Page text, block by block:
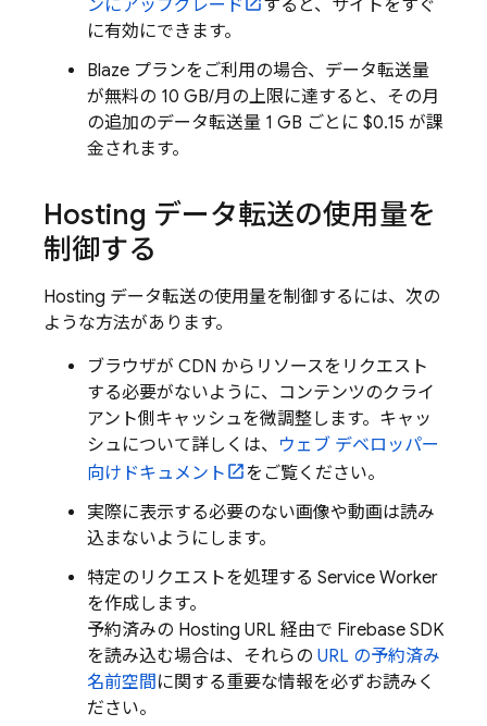
ンにアップグレード
すると、サイトをすぐ
に有効にできます。
Blaze プランをご利用の場合、データ転送量
が無料の 10 GB/月の上限に達すると、その月
の追加のデータ転送量 1 GB ごとに $0.15 が課
金されます。
Hosting データ転送の使用量を
制御する
Hosting データ転送の使用量を制御するには、次の
ような方法があります。
ブラウザが CDN からリソースをリクエスト
する必要がないように、コンテンツのクライ
アント側キャッシュを微調整します。キャッ
シュについて詳しくは、 ウェブ デベロッパー
向けドキュメント
をご覧ください。
実際に表示する必要のない画像や動画は読み
込まないようにします。
特定のリクエストを処理する Service Worker
を作成します。
予約済みの Hosting URL 経由で Firebase SDK
を読み込む場合は、それらの URL の予約済み
名前空間に関する重要な情報を必ずお読みく
ださい。